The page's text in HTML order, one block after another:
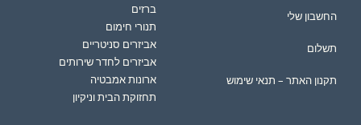
החשבון שלי
תשלום
תקנון האתר – תנאי שימוש
ברזים
תנורי חימום
אביזרים סניטריים
אביזרים לחדר שירותים
ארונות אמבטיה
תחזוקת הבית וניקיון